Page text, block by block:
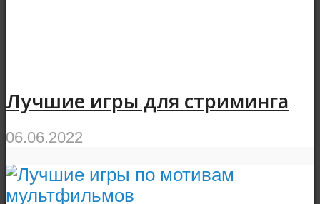
Лучшие игры для стриминга
06.06.2022